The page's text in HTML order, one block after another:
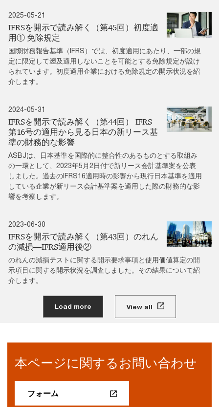
2025-05-21
IFRSを開示で読み解く（第45回）初度適
用① 免除規定
国際財務報告基準（IFRS）では、初度適用にあたり、一部の規
定に限定して遡及適用しないことを可能とする免除規定が設け
られています。初度適用企業における免除規定の開示状況を紹
介します。
2024-05-31
IFRSを開示で読み解く（第44回） IFRS
第16号の適用から見る日本の新リース基
準の財務的な影響
ASBJは、日本基準を国際的に整合性のあるものとする取組み
の一環として、2023年5月2日付で新リース会計基準案を公表
しました。過去のIFRS16適用時の影響から現行日本基準を適用
している企業が新リース会計基準案を適用した際の財務的な影
響を考察します。
2023-06-30
IFRSを開示で読み解く（第43回）のれん
の減損―IFRS適用後②
のれんの減損テストに関する開示要求事項と使用価値算定の開
示項目に関する開示状況を調査しました。その結果について紹
介します。
Load more View all
本ページに関するお問い合わせ
フォーム